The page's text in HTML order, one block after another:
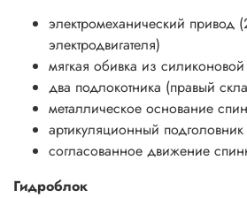
электромеханический привод
электродвигателя)
мягкая обивка из
два подлокотника (правый
металлическое основание
артикуляционный подголовник
согласованное движение
Гидроблок